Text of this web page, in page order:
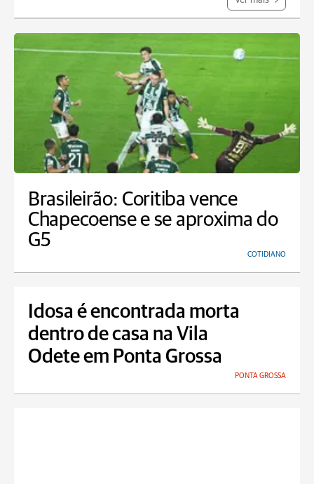
Brasileirão: Coritiba vence
Chapecoense e se aproxima do
G5
COTIDIANO
Idosa é encontrada morta
dentro de casa na Vila
Odete em Ponta Grossa
PONTA GROSSA